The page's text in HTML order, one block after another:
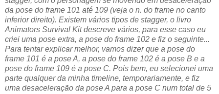
da pose do frame 101 até 109 (veja o n. do frame no canto
inferior direito). Existem vários tipos de stagger, o livro
Animators Survival Kit descreve vários, para esse caso eu
criei uma pose extra, a pose do frame 102 e fiz o seguinte...
Para tentar explicar melhor, vamos dizer que a pose do
frame 101 é a pose A, a pose do frame 102 é a pose B e a
pose do frame 109 é a pose C. Pois bem, eu selecionei uma
parte qualquer da minha timeline, temporariamente, e fiz
uma desaceleração da pose A para a pose C num total de 5